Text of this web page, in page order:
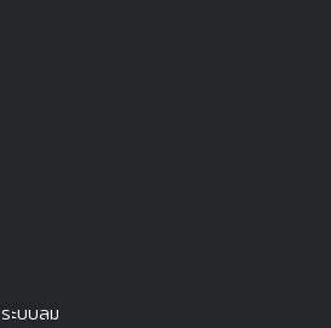
ะบบลม